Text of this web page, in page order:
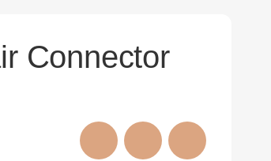
Connector